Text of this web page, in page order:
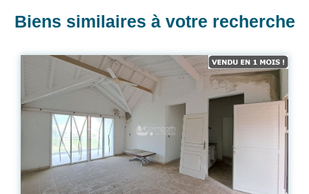
Biens similaires à votre recherche